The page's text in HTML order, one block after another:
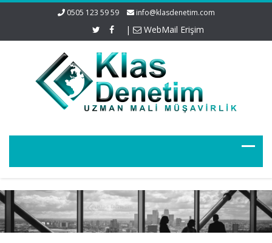
0505 123 59 59 info@klasdenetim.com
| WebMail Erişim